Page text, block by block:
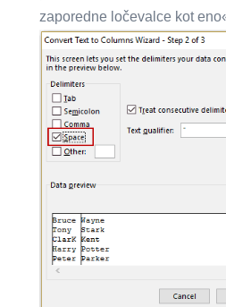
zaporedne ločevalce kot